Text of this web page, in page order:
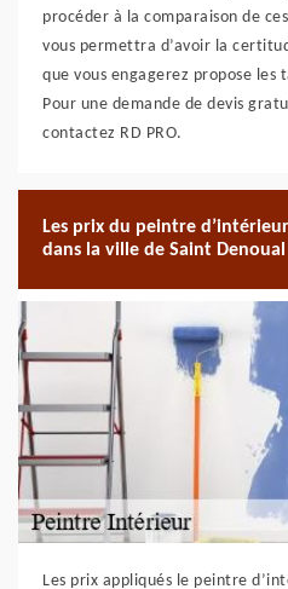
procéder à la comparaison de
vous permettra d’avoir la
que vous engagerez propose les
Pour une demande de devis
contactez RD PRO.
Les prix du peintre
dans la ville de Saint Denoual
Les prix appliqués le peintre